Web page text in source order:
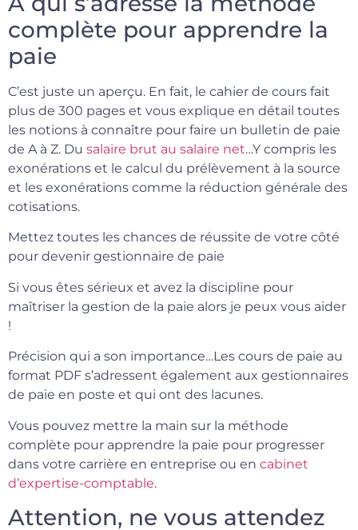
complète pour apprendre la
paie
C’est juste un aperçu. En fait, le cahier de cours fait
plus de 300 pages et vous explique en détail toutes
les notions à connaître pour faire un bulletin de paie
de A à Z. Du salaire brut au salaire net…Y compris les
exonérations et le calcul du prélèvement à la source
et les exonérations comme la réduction générale des
cotisations.
Mettez toutes les chances de réussite de votre côté
pour devenir gestionnaire de paie
Si vous êtes sérieux et avez la discipline pour
maîtriser la gestion de la paie alors je peux vous aider
!
Précision qui a son importance…Les cours de paie au
format PDF s’adressent également aux gestionnaires
de paie en poste et qui ont des lacunes.
Vous pouvez mettre la main sur la méthode
complète pour apprendre la paie pour progresser
dans votre carrière en entreprise ou en cabinet
d’expertise-comptable.
Attention, ne vous attendez